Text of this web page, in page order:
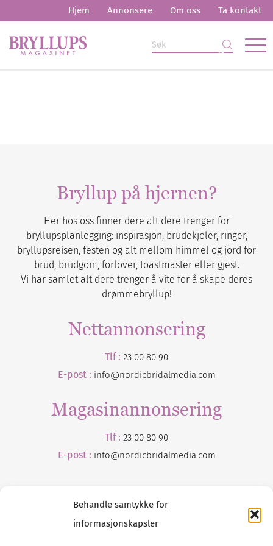
Behandle samtykke for
informasjonskapsler
Hjem Annonsere Om oss Ta kontakt
Bryllup på hjernen?
Her hos oss finner dere alt dere trenger for
bryllupsplanlegging: inspirasjon, brudekjoler, ringer,
bryllupsreisen, festen og alt mellom himmel og jord for
brud, brudgom, forlover, toastmaster eller gjest.
Vi har samlet alt dere trenger å vite for å skape deres
drømmebryllup!
Nettannonsering
Tlf : 23 00 80 90
E-post : info@nordicbridalmedia.com
Magasinannonsering
Tlf : 23 00 80 90
E-post : info@nordicbridalmedia.com